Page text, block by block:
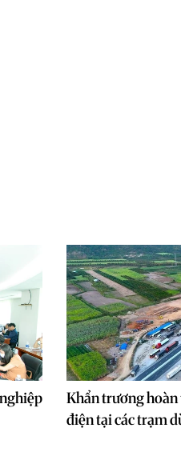
Khẩn trương hoàn
điện tại các trạm